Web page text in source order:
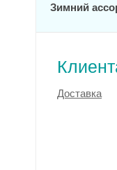
Зимний
Доставка